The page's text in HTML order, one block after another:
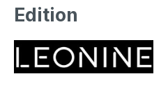
Edition